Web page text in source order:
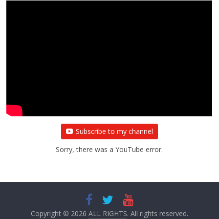
Subscribe to my channel
Sorry, there was a YouTube error.
Copyright © 2026 ALL RIGHTS. All rights reserved.